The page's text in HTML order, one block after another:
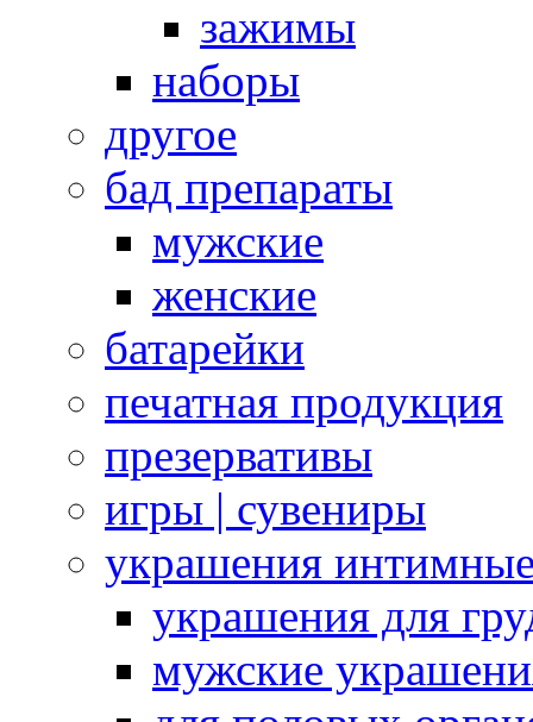
зажимы
наборы
другое
бад препараты
мужские
женские
батарейки
печатная продукция
презервативы
игры | сувениры
украшения
украшения для
мужские